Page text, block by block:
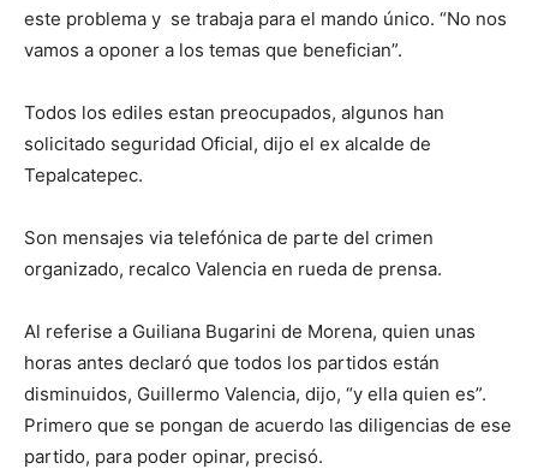
este problema y se trabaja para el mando único. “No nos
vamos a oponer a los temas que benefician”.
Todos los ediles estan preocupados, algunos han
solicitado seguridad Oficial, dijo el ex alcalde de
Tepalcatepec.
Son mensajes via telefónica de parte del crimen
organizado, recalco Valencia en rueda de prensa.
Al referise a Guiliana Bugarini de Morena, quien unas
horas antes declaró que todos los partidos están
disminuidos, Guillermo Valencia, dijo, “y ella quien es”.
Primero que se pongan de acuerdo las diligencias de ese
partido, para poder opinar, precisó.